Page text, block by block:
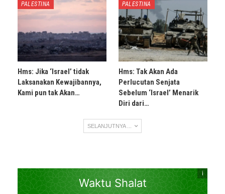
PALESTINA
Hms: Jika ‘Israel’ tidak
Laksanakan Kewajibannya,
Kami pun tak Akan…
PALESTINA
Hms: Tak Akan Ada
Perlucutan Senjata
Sebelum ‘Israel’ Menarik
Diri dari…
SELANJUTNYA ...